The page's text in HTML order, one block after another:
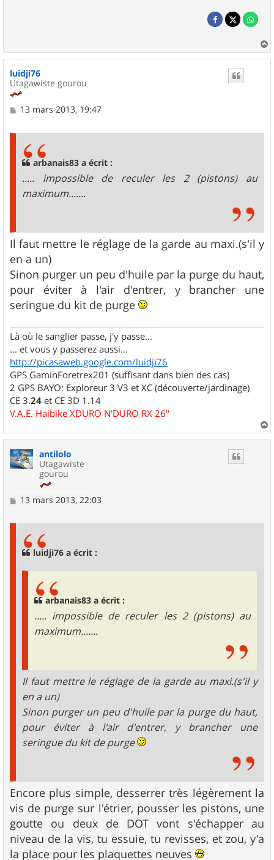
a
luidji76
Utagawiste gourou
M13 mars 2013, 19:47
arbanais83 a écrit :
..... impossible de reculer les 2 (pistons) au
maximum.......
Il faut mettre le réglage de la garde au maxi.(s'il y
en a un)
Sinon purger un peu d'huile par la purge du haut,
pour éviter à l'air d'entrer, y brancher une
seringue du kit de purge
Là où le sanglier passe, j'y passe...
... et vous y passerez aussi...
http://picasaweb.google.com/luidji76
GPS GaminForetrex201 (suffisant dans bien des cas)
2 GPS BAYO: Exploreur 3 V3 et XC (découverte/jardinage)
CE 3.24 et CE 3D 1.14
V.A.E. Haibike XDURO N'DURO RX 26"
a
antilolo
Utagawiste
gourou
M13 mars 2013, 22:03
luidji76 a écrit :
arbanais83 a écrit :
..... impossible de reculer les 2 (pistons) au
maximum.......
Il faut mettre le réglage de la garde au maxi.(s'il y
en a un)
Sinon purger un peu d'huile par la purge du haut,
pour éviter à l'air d'entrer, y brancher une
seringue du kit de purge
Encore plus simple, desserrer très légèrement la
vis de purge sur l'étrier, pousser les pistons, une
goutte ou deux de DOT vont s'échapper au
niveau de la vis, tu essuie, tu revisses, et zou, y'a
la place pour les plaquettes neuves